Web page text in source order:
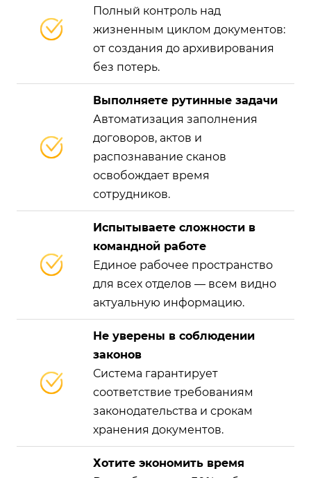
Полный контроль над
жизненным циклом документов:
от создания до архивирования
без потерь.
Выполняете рутинные задачи
Автоматизация заполнения
договоров, актов и
распознавание сканов
освобождает время
сотрудников.
Испытываете сложности в
командной работе
Единое рабочее пространство
для всех отделов — всем видно
актуальную информацию.
Не уверены в соблюдении
законов
Система гарантирует
соответствие требованиям
законодательства и срокам
хранения документов.
Хотите экономить время